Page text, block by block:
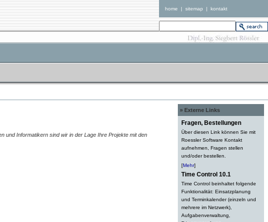
home | sitemap | kontakt
und Informatikern sind wir in der Lage Ihre Projekte mit den
» Externe Links
Fragen, Bestellungen
Über diesen Link können Sie mit
Roessler Software Kontakt
aufnehmen, Fragen stellen
und/oder bestellen.
[Mehr]
Time Control 10.1
Time Control beinhaltet folgende
Funktionalität: Einsatzplanung
und Terminkalender (einzeln und
mehrere im Netzwerk),
Aufgabenverwaltung,